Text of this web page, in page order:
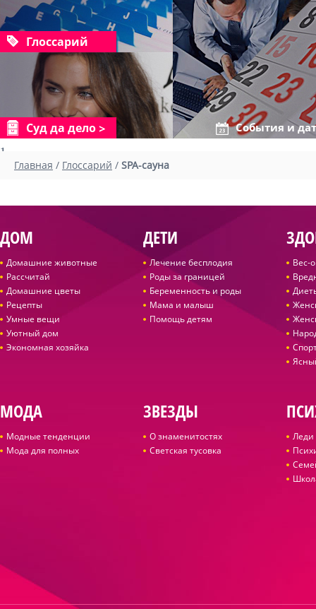
Глоссарий
Суд да дело События и
1
Главная / Глоссарий / SPA-сауна
ДОМ
Домашние животные
Рассчитай
Домашние цветы
Рецепты
Умные вещи
Уютный дом
Экономная хозяйка
ДЕТИ
Лечение бесплодия
Роды за границей
Беременность и роды
Мама и малыш
Помощь детям
Вес-
МОДА
Модные тенденции
Мода для полных
ЗВЕЗДЫ
О знаменитостях
Светская тусовка
Леди